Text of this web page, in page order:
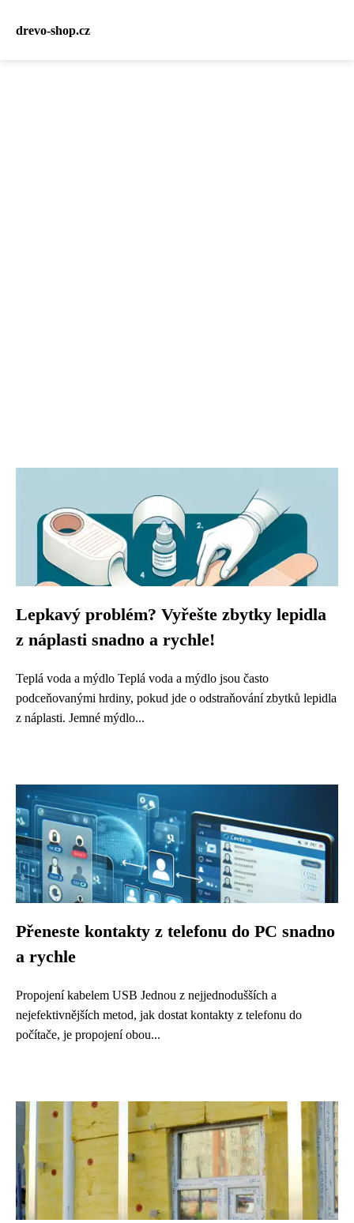
drevo-shop.cz
Lepkavý problém? Vyřešte zbytky lepidla
z náplasti snadno a rychle!
Teplá voda a mýdlo Teplá voda a mýdlo jsou často
podceňovanými hrdiny, pokud jde o odstraňování zbytků lepidla
z náplasti. Jemné mýdlo...
Přeneste kontakty z telefonu do PC snadno
a rychle
Propojení kabelem USB Jednou z nejjednodušších a
nejefektivnějších metod, jak dostat kontakty z telefonu do
počítače, je propojení obou...